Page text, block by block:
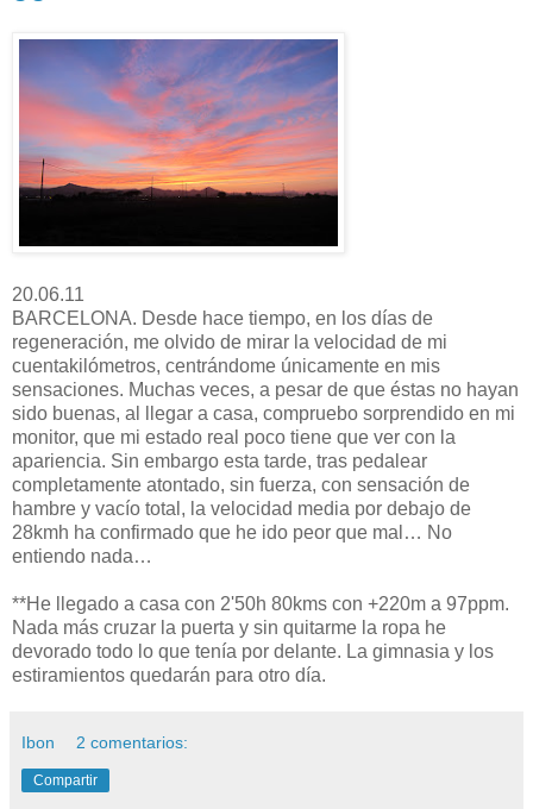
20.06.11
BARCELONA. Desde hace tiempo, en los días de
regeneración, me olvido de mirar la velocidad de mi
cuentakilómetros, centrándome únicamente en mis
sensaciones. Muchas veces, a pesar de que éstas no hayan
sido buenas, al llegar a casa, compruebo sorprendido en mi
monitor, que mi estado real poco tiene que ver con la
apariencia. Sin embargo esta tarde, tras pedalear
completamente atontado, sin fuerza, con sensación de
hambre y vacío total, la velocidad media por debajo de
28kmh ha confirmado que he ido peor que mal… No
entiendo nada…
**He llegado a casa con 2'50h 80kms con +220m a 97ppm.
Nada más cruzar la puerta y sin quitarme la ropa he
devorado todo lo que tenía por delante. La gimnasia y los
estiramientos quedarán para otro día.
Ibon 2 comentarios:
Compartir